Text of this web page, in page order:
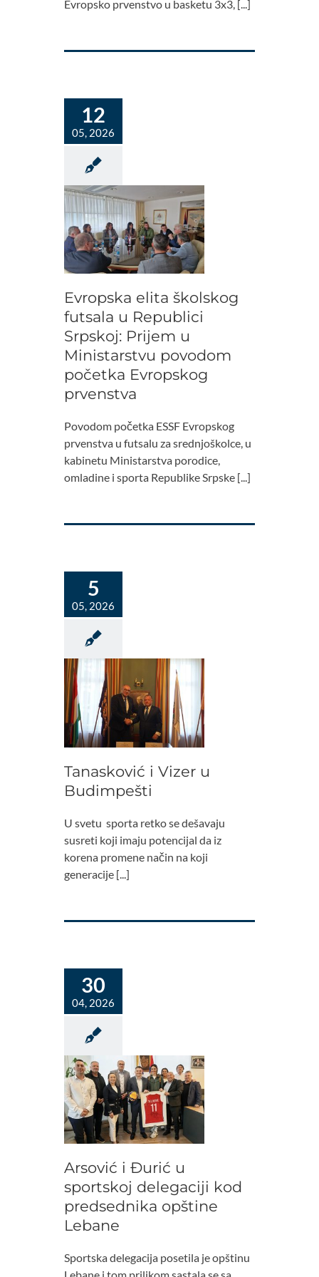
Evropsko prvenstvo u basketu 3x3, [...]
12
05, 2026
Evropska elita školskog
futsala u Republici
Srpskoj: Prijem u
Ministarstvu povodom
početka Evropskog
prvenstva
Povodom početka ESSF Evropskog
prvenstva u futsalu za srednjoškolce, u
kabinetu Ministarstva porodice,
omladine i sporta Republike Srpske [...]
5
05, 2026
Tanasković i Vizer u
Budimpešti
U svetu sporta retko se dešavaju
susreti koji imaju potencijal da iz
korena promene način na koji
generacije [...]
30
04, 2026
Arsović i Đurić u
sportskoj delegaciji kod
predsednika opštine
Lebane
Sportska delegacija posetila je opštinu